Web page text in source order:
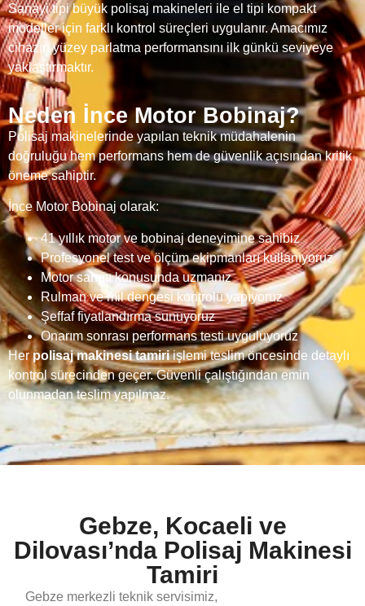
Sanayi tipi büyük polisaj makineleri ile el tipi kompakt
modeller için farklı kontrol süreçleri uygulanır. Amacımız
cihazın yüzey parlatma performansını ilk günkü seviyeye
yaklaştırmaktır.
Neden İnce Motor Bobinaj?
Polisaj makinelerinde yapılan teknik müdahalenin
doğruluğu hem performans hem de güvenlik açısından kritik
öneme sahiptir.
İnce Motor Bobinaj olarak:
41 yıllık motor ve bobinaj deneyimine sahibiz
Profesyonel test ve ölçüm ekipmanları kullanıyoruz
Motor sarımı konusunda uzmanız
Rulman ve mil dengesi kontrolü yapıyoruz
Şeffaf fiyatlandırma sunuyoruz
Onarım sonrası performans testi uyguluyoruz
Herpolisaj makinesi tamiriişlemi teslim öncesinde detaylı
kontrol sürecinden geçer. Güvenli çalıştığından emin
olunmadan teslim yapılmaz.
Gebze, Kocaeli ve
Dilovası’nda Polisaj Makinesi
Tamiri
Gebze merkezli teknik servisimiz,